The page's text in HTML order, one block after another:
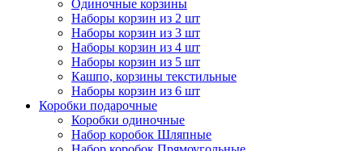
Одиночные корзины
Наборы корзин из 2 шт
Наборы корзин из 3 шт
Наборы корзин из 4 шт
Наборы корзин из 5 шт
Кашпо, корзины текстильные
Наборы корзин из 6 шт
Коробки подарочные
Коробки одиночные
Набор коробок Шляпные